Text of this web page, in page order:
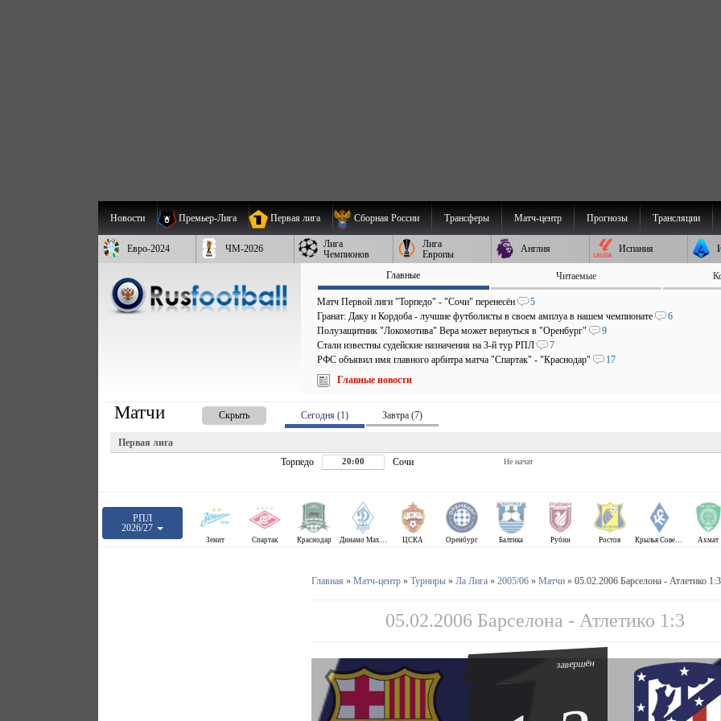
Новости Премьер-Лига Первая лига Сборная России Трансферы Матч-центр Прогнозы Трансляции
Евро-2024 ЧМ-2026
Лига
Чемпионов
Лига
Европы
Англия Испания
Главные Читаемые
Матч Первой лиги "Торпедо" - "Сочи" перенесён
5
Гранат: Даку и Кордоба - лучшие футболисты в своем амплуа в нашем чемпионате
6
Полузащитник "Локомотива" Вера может вернуться в "Оренбург"
9
Стали известны судейские назначения на 3-й тур РПЛ
7
РФС объявил имя главного арбитра матча "Спартак" - "Краснодар"
17
Главные новости
Матчи Скрыть Сегодня (1) Завтра (7)
Первая лига
Торпедо
20:00 Сочи Не начат
РПЛ
2026/27
Зенит Спартак Краснодар Динамо Махачкала ЦСКА Оренбург Балтика Рубин Ростов Крылья Советов Ахмат
Главная » Матч-центр» Турниры» Ла Лига» 2005/06» Матчи» 05.02.2006 Барселона - Атлетико 1:3
05.02.2006 Барселона - Атлетико 1:3
завершён